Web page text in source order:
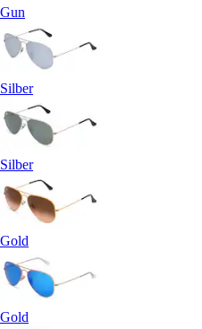
Gun
Silber
Silber
Gold
Gold